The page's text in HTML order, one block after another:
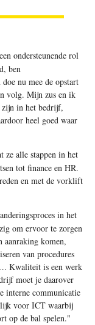
ondersteunende rol
ben
nu mee de opstart
volg. Mijn zus en ik
zijn in het bedrijf,
heel goed waar
ze alle stappen in het
tot finance en HR.
en met de vorklift
in het
om ervoor te zorgen
aanraking komen,
van procedures
Kwaliteit is een werk
moet je daarover
interne communicatie
voor ICT waarbij
op de bal spelen."